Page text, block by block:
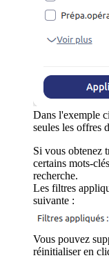
Dans l'exemple
seules les offres
Si vous obtenez
certains mots-
recherche.
Les filtres
suivante :
Vous pouvez
réinitialiser en